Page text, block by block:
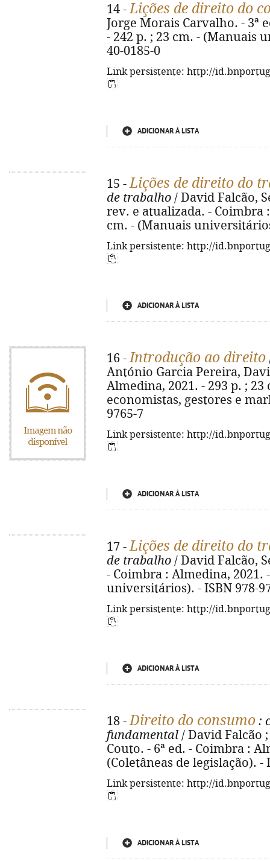
14 -Lições de direito do
Jorge Morais Carvalho. - 3ª
- 242 p. ; 23 cm. - (Manuais
40-0185-0
Link persistente: http://
ADICIONAR À LISTA
15 -Lições de direito do
de trabalho / David Falcão,
rev. e atualizada. - Coimbra
cm. - (Manuais
Link persistente: http://
ADICIONAR À LISTA
16 -Introdução ao direito
António Garcia Pereira,
Almedina, 2021. - 293 p. ;
economistas, gestores e
9765-7
Link persistente: http://
ADICIONAR À LISTA
17 -Lições de direito do
de trabalho / David Falcão,
- Coimbra : Almedina, 2021.
universitários). - ISBN 978-
Link persistente: http://
ADICIONAR À LISTA
18 -Direito do consumo :
fundamental / David Falcão
Couto. - 6ª ed. - Coimbra :
(Coletâneas de legislação). -
Link persistente: http://
ADICIONAR À LISTA